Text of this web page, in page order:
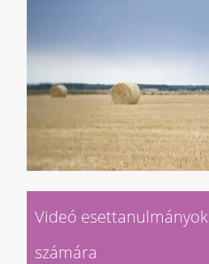
Videó
számára